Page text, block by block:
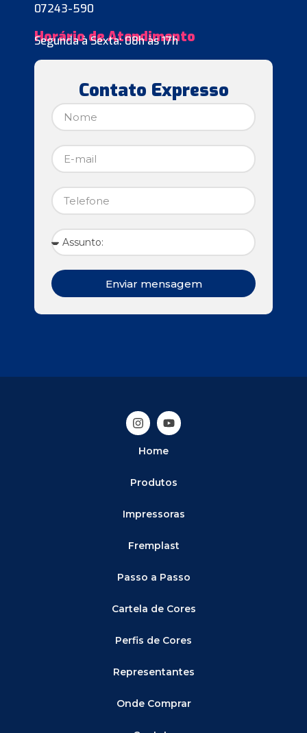
07243-590
Horário de Atendimento
Segunda à Sexta: 08h às 17h
Contato Expresso
Enviar mensagem
Home
Produtos
Impressoras
Fremplast
Passo a Passo
Cartela de Cores
Perfis de Cores
Representantes
Onde Comprar